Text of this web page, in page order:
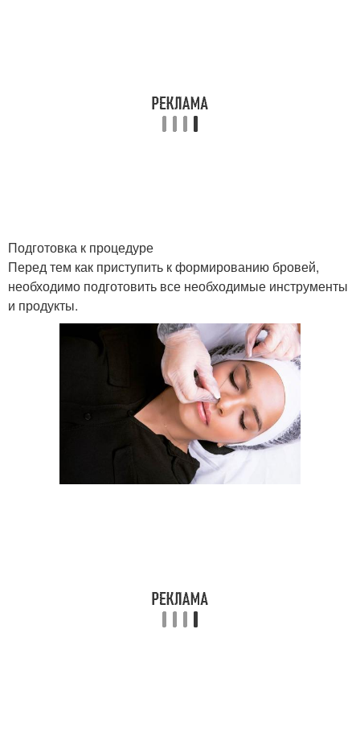
Подготовка к процедуре
Перед тем как приступить к формированию бровей,
необходимо подготовить все необходимые инструменты
и продукты.